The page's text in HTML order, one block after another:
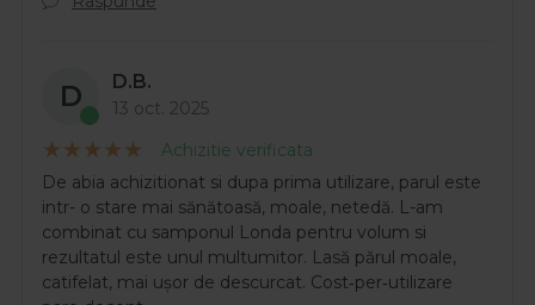
D D.B.
13 oct. 2025
Achizitie verificata
De abia achizitionat si dupa prima utilizare, parul este
intr- o stare mai sănătoasă, moale, netedă. L-am
combinat cu samponul Londa pentru volum si
rezultatul este unul multumitor. Lasă părul moale,
catifelat, mai ușor de descurcat. Cost‑per‑utilizare